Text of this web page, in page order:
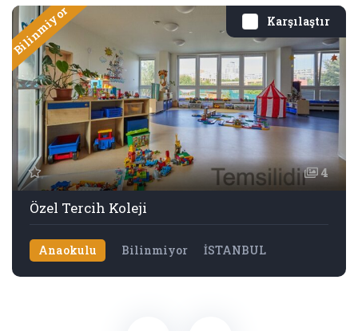
Karşılaştır
Bilinmiyor
4
Özel Tercih Koleji
Anaokulu Bilinmiyor İSTANBUL